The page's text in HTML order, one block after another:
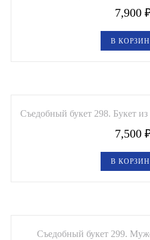
7,900
В
Съедобный букет 298. Букет из
7,500
В
Съедобный букет 299.